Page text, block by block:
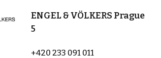
ENGEL & VÖLKERS Prague
5
+420 233 091 011